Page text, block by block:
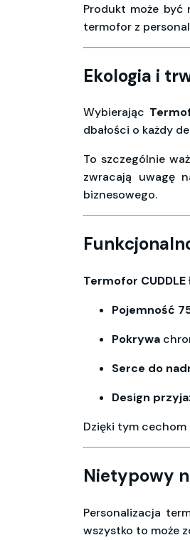
Produkt może
termofor z
Ekologia i
Wybierając
dbałości o każdy
To szczególnie
zwracają uwagę
biznesowego.
Termofor CUDDLE
Pojemność
Pokrywa
Serce do
Design
Dzięki tym
Nietypowy
Personalizacja
wszystko to może